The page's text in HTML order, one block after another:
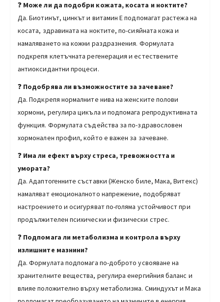
❓ Може ли да подобри кожата, косата и ноктите?
Да. Биотинът, цинкът и витамин Е подпомагат растежа на
косата, здравината на ноктите, по-сияйната кожа и
намаляването на кожни раздразнения. Формулата
подкрепя клетъчната регенерация и естествените
антиоксидантни процеси.
❓ Подобрява ли възможностите за зачеване?
Да. Подкрепя нормалните нива на женските полови
хормони, регулира цикъла и подпомага репродуктивната
функция. Формулата съдейства за по-здравословен
хормонален профил, който е важен за зачеване.
❓ Има ли ефект върху стреса, тревожността и
умората?
Да. Адаптогенните съставки (Женско биле, Мака, Витекс)
намаляват емоционалното напрежение, подобряват
настроението и осигуряват по-голяма устойчивост при
продължителен психически и физически стрес.
❓ Подпомага ли метаболизма и контрола върху
излишните мазнини?
Да. Формулата подпомага по-доброто усвояване на
хранителните вещества, регулира енергийния баланс и
влияе положително върху метаболизма. Сминдухът и Мака